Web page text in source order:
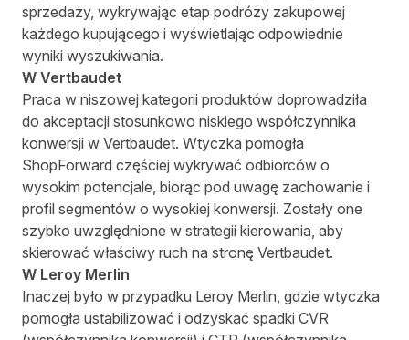
sprzedaży, wykrywając etap podróży zakupowej
każdego kupującego i wyświetlając odpowiednie
wyniki wyszukiwania.
W Vertbaudet
Praca w niszowej kategorii produktów doprowadziła
do akceptacji stosunkowo niskiego współczynnika
konwersji w Vertbaudet. Wtyczka pomogła
ShopForward częściej wykrywać odbiorców o
wysokim potencjale, biorąc pod uwagę zachowanie i
profil segmentów o wysokiej konwersji. Zostały one
szybko uwzględnione w strategii kierowania, aby
skierować właściwy ruch na stronę Vertbaudet.
W Leroy Merlin
Inaczej było w przypadku Leroy Merlin, gdzie wtyczka
pomogła ustabilizować i odzyskać spadki CVR